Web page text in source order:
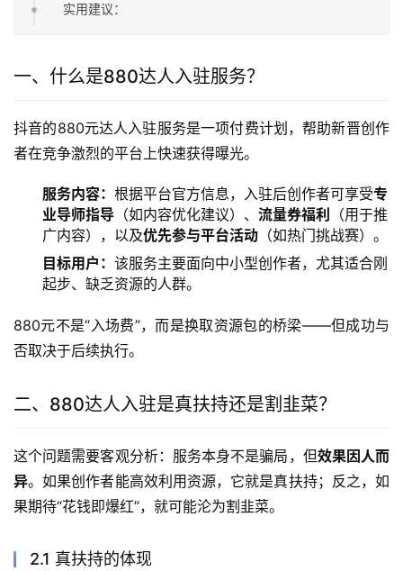
实用建议：
一、什么是880达人入驻服务？
抖音的880元达人入驻服务是一项付费计划，帮助新晋创作
者在竞争激烈的平台上快速获得曝光。
服务内容： 根据平台官方信息，入驻后创作者可享受专
业导师指导 （如内容优化建议）、 流量券福利
（用于推
广内容），以及优先参与平台活动 （如热门挑战赛）。
目标用户： 该服务主要面向中小型创作者，尤其适合刚
起步、缺乏资源的人群。
880元不是“入场费”，而是换取资源包的桥梁——但成功与
否取决于后续执行。
二、880达人入驻是真扶持还是割韭菜？
这个问题需要客观分析：服务本身不是骗局，但效果因人而
异。如果创作者能高效利用资源，它就是真扶持；反之，如
果期待“花钱即爆红”，就可能沦为割韭菜。
2.1 真扶持的体现